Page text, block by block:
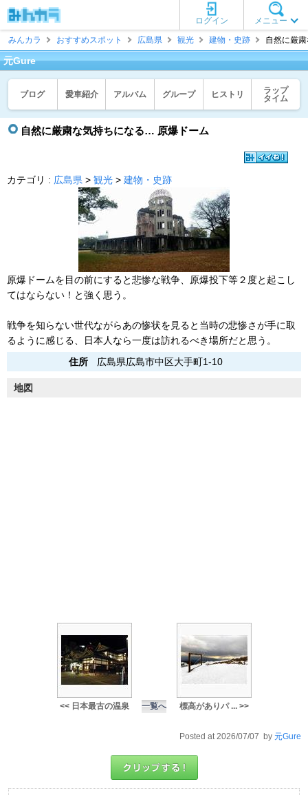
メニュー
ログイン
みんカラ
おすすめスポット 広島県 観光 建物・史跡 自然に厳
元Gure
ブログ 愛車紹介 アルバム グループ ヒストリ
ラップ
タイム
自然に厳粛な気持ちになる… 原爆ドーム
カテゴリ : 広島県 > 観光 > 建物・史跡
原爆ドームを目の前にすると悲惨な戦争、原爆投下等２度と起こし
てはならない！と強く思う。
戦争を知らない世代ながらあの惨状を見ると当時の悲惨さが手に取
るように感じる、日本人なら一度は訪れるべき場所だと思う。
住所
広島県広島市中区大手町1-10
地図
<< 日本最古の温泉 一覧へ 標高がありパ ... >>
Posted at 2026/07/07 by 元Gure